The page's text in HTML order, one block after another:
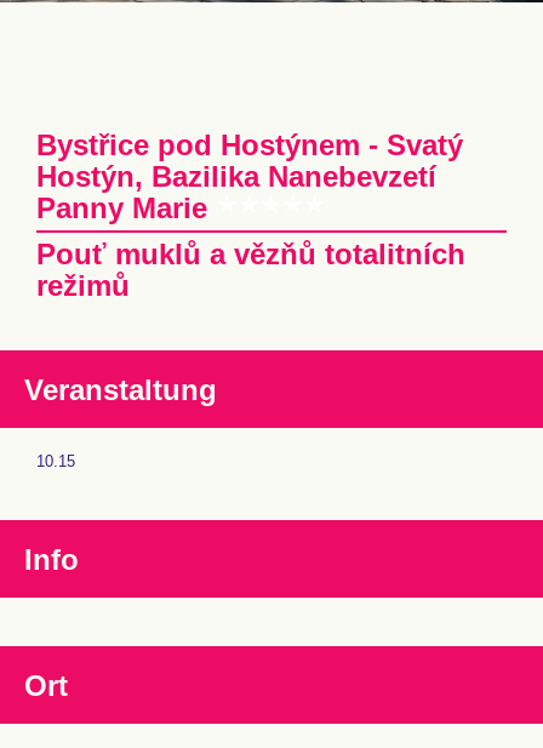
Bystřice pod Hostýnem - Svatý
Hostýn, Bazilika Nanebevzetí
Panny Marie
Pouť muklů a vězňů totalitních
režimů
Veranstaltung
10.15
Info
Ort